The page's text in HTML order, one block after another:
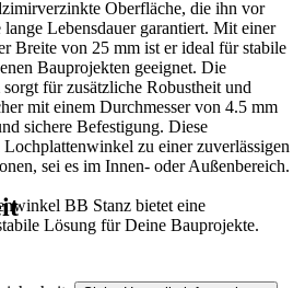
Oberfläche, die ihn vor
Lebensdauer garantiert. Mit einer
Breite von 25 mm ist er ideal für stabile
Bauprojekten geeignet. Die
für zusätzliche Robustheit und
mit einem Durchmesser von 4.5 mm
sichere Befestigung. Diese
Lochplattenwinkel zu einer zuverlässigen
sei es im Innen- oder Außenbereich.
BB Stanz bietet eine
Lösung für Deine Bauprojekte.